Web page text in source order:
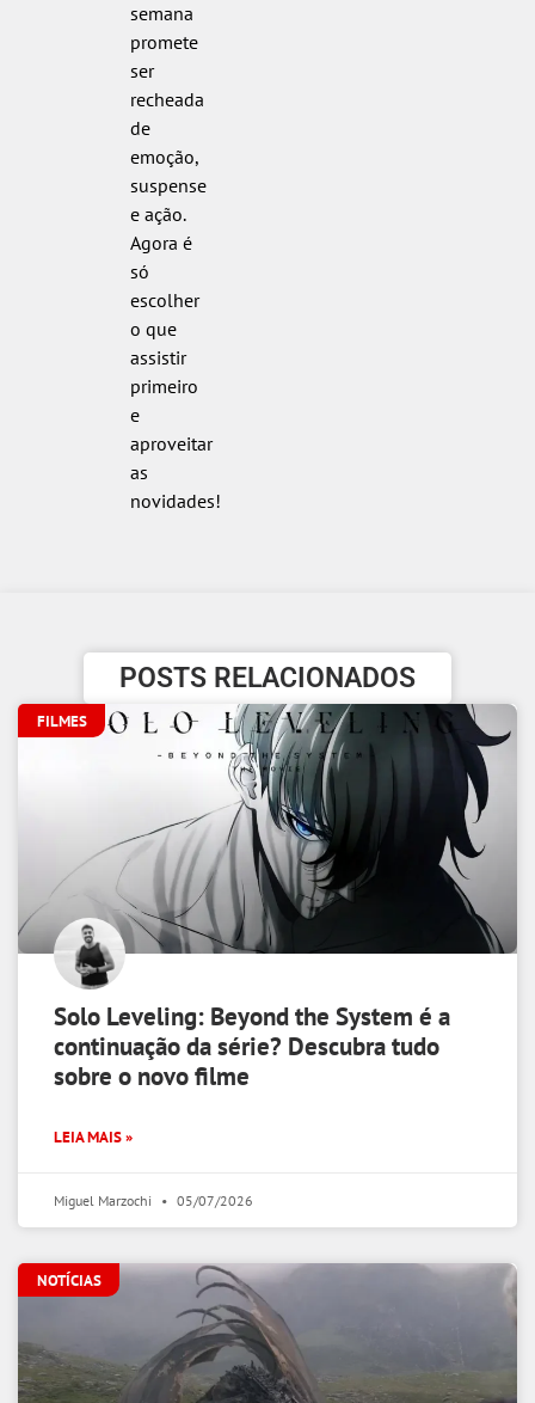
semana
promete
ser
recheada
de
emoção,
suspense
e ação.
Agora é
só
escolher
o que
assistir
primeiro
e
aproveitar
as
novidades!
POSTS RELACIONADOS
FILMES
Solo Leveling: Beyond the System é a
continuação da série? Descubra tudo
sobre o novo filme
LEIA MAIS »
Miguel Marzochi 05/07/2026
NOTÍCIAS